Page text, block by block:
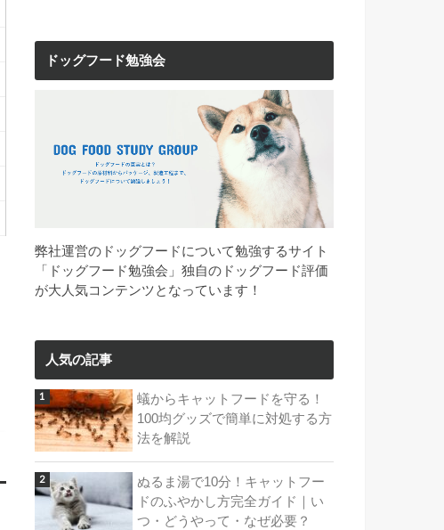
ドッグフード勉強会
弊社運営のドッグフードについて勉強するサイト
「ドッグフード勉強会」独自のドッグフード評価
が大人気コンテンツとなっています！
人気の記事
蟻からキャットフードを守る！
100均グッズで簡単に対処する方
法を解説
ぬるま湯で10分！キャットフー
ドのふやかし方完全ガイド｜い
つ・どうやって・なぜ必要？